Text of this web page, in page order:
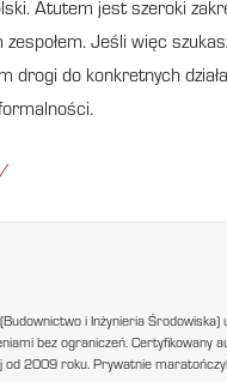
Atutem jest szeroki
Jeśli więc
drogi do konkretnych
i Inżynieria
bez ograniczeń. Certyfikowany
2009 roku. Prywatnie